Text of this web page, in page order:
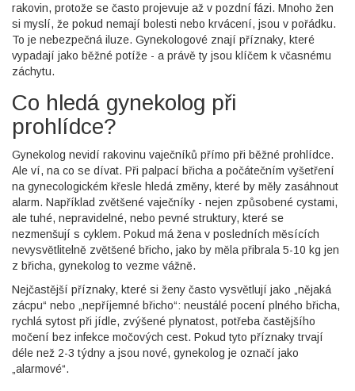
rakovin, protože se často projevuje až v pozdní fázi. Mnoho žen
si myslí, že pokud nemají bolesti nebo krvácení, jsou v pořádku.
To je nebezpečná iluze. Gynekologové znají příznaky, které
vypadají jako běžné potíže - a právě ty jsou klíčem k včasnému
záchytu.
Co hledá gynekolog při
prohlídce?
Gynekolog nevidí rakovinu vaječníků přímo při běžné prohlídce.
Ale ví, na co se dívat. Při palpací břicha a počátečním vyšetření
na gynecologickém křesle hledá změny, které by měly zasáhnout
alarm. Například zvětšené vaječníky - nejen způsobené cystami,
ale tuhé, nepravidelné, nebo pevné struktury, které se
nezmenšují s cyklem. Pokud má žena v posledních měsících
nevysvětlitelně zvětšené břicho, jako by měla přibrala 5-10 kg jen
z břicha, gynekolog to vezme vážně.
Nejčastější příznaky, které si ženy často vysvětlují jako „nějaká
zácpu“ nebo „nepříjemné břicho“: neustálé pocení plného břicha,
rychlá sytost při jídle, zvýšené plynatost, potřeba častějšího
močení bez infekce močových cest. Pokud tyto příznaky trvají
déle než 2-3 týdny a jsou nové, gynekolog je označí jako
„alarmové“.